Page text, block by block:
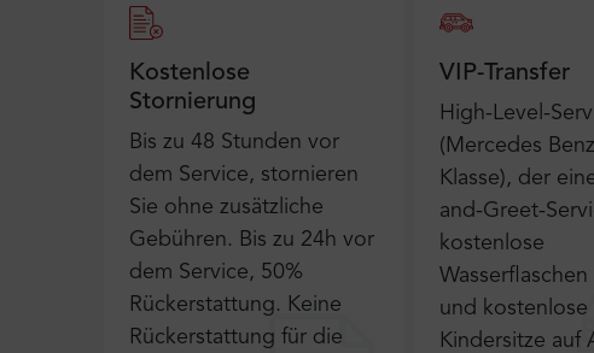
Kostenlose
Stornierung
Bis zu 48 Stunden vor
dem Service, stornieren
Sie ohne zusätzliche
Gebühren. Bis zu 24h vor
dem Service, 50%
Rückerstattung. Keine
Rückerstattung für die
VIP-Transfer
High-Level-
(Mercedes
Klasse), der
and-Greet-
kostenlose
und kostenlose
Kindersitze auf